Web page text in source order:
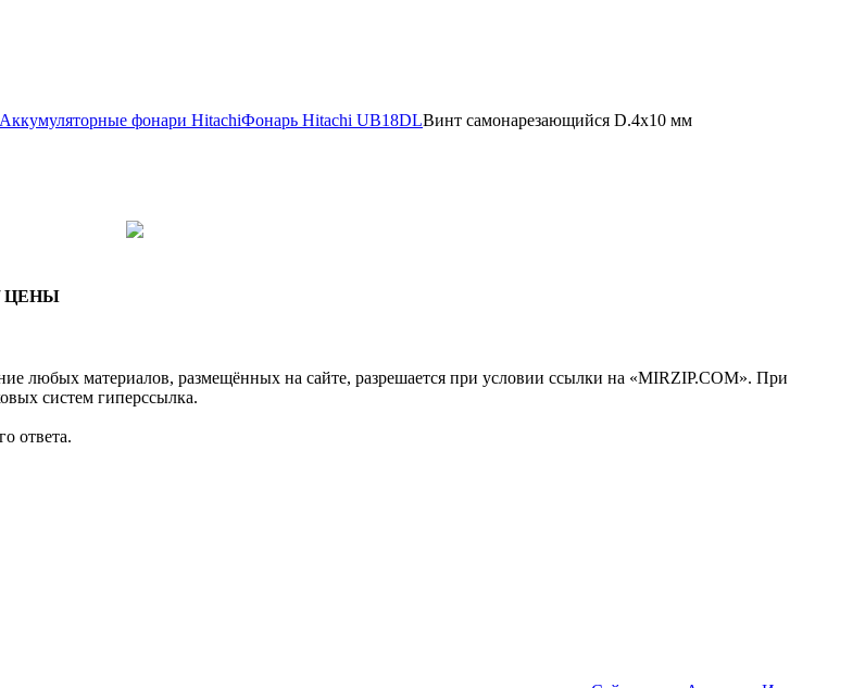
Аккумуляторные фонари HitachiФонарь Hitachi UB18DLВинт самонарезающийся D.4х10 мм
ЦЕНЫ
материалов, размещённых на сайте, разрешается при условии ссылки на «MIRZIP.COM». При
систем гиперссылка.
ответа.